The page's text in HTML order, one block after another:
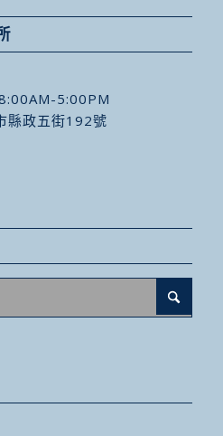
5:00PM
縣政五街192號